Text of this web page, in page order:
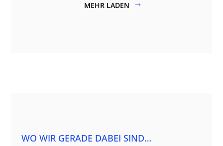
MEHR LADEN
WO WIR GERADE DABEI SIND…